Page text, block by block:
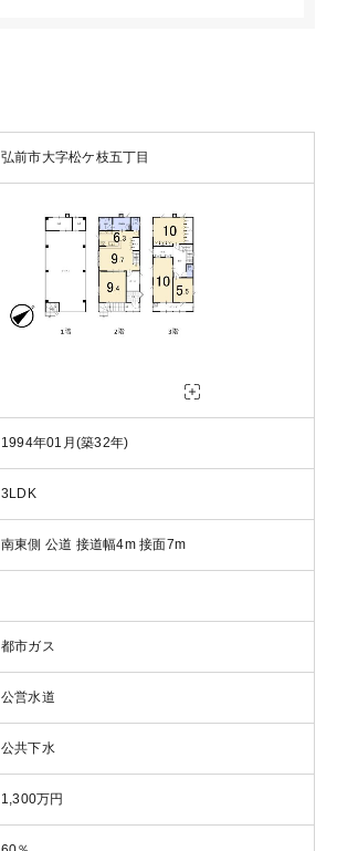
弘前市大字松ケ枝五丁目
1994年01月(築32年)
3LDK
南東側 公道 接道幅4m 接面7m
都市ガス
公営水道
公共下水
1,300万円